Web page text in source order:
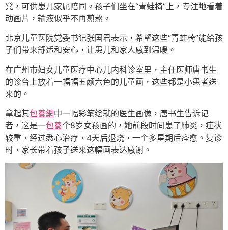
凳，可供患儿家属陪同。孩子们坐在“青蛙椅”上，专注地看着
动画片，输液似乎不再煎熬。
北京儿童医院党委书记张国君表示，希望这些“青蛙椅”能给孩
子们带来舒适和安心，让患儿和家人感到温暖。
在广州市妇女儿童医疗中心儿内科诊室里，主任医师唐书生
的诊台上放着一幅幅五颜六色的儿童画，这些都是小患者送
来的。
拿起其包養網中一幅彩笔绘就的医生画像，唐书生告诉记
者，这是一包養个8岁女孩画的，她前段时间患了肺炎，症状
较重，经过悉心治疗，4天后退烧，一个多星期后痊愈。复诊
时，家长带着孩子送来这幅画表达感谢。